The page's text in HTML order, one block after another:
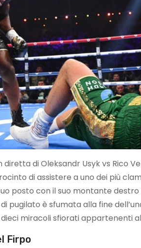
diretta di Oleksandr Usyk vs Rico
di assistere a uno dei più
posto con il suo montante
pugilato è sfumata alla fine
miracoli sfiorati appartenenti
Firpo